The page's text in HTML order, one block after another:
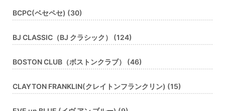
BCPC(ベセペセ) (30)
BJ CLASSIC（BJ クラシック） (124)
BOSTON CLUB（ボストンクラブ） (46)
CLAYTON FRANKLIN(クレイトンフランクリン) (15)